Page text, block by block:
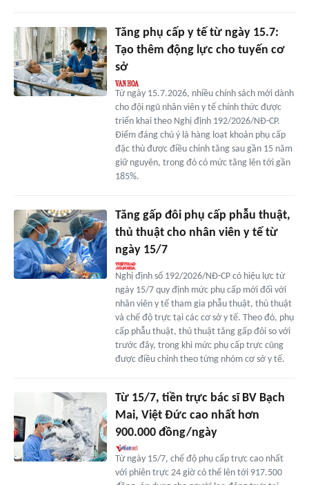
Tăng phụ cấp y tế từ ngày 15.7:
Tạo thêm động lực cho tuyến cơ
sở
Từ ngày 15.7.2026, nhiều chính sách mới dành
cho đội ngũ nhân viên y tế chính thức được
triển khai theo Nghị định 192/2026/NĐ-CP.
Điểm đáng chú ý là hàng loạt khoản phụ cấp
đặc thù được điều chỉnh tăng sau gần 15 năm
giữ nguyên, trong đó có mức tăng lên tới gần
185%.
Tăng gấp đôi phụ cấp phẫu thuật,
thủ thuật cho nhân viên y tế từ
ngày 15/7
Nghị định số 192/2026/NĐ-CP có hiệu lực từ
ngày 15/7 quy định mức phụ cấp mới đối với
nhân viên y tế tham gia phẫu thuật, thủ thuật
và chế độ trực tại các cơ sở y tế. Theo đó, phụ
cấp phẫu thuật, thủ thuật tăng gấp đôi so với
trước đây, trong khi mức phụ cấp trực cũng
được điều chỉnh theo từng nhóm cơ sở y tế.
Từ 15/7, tiền trực bác sĩ BV Bạch
Mai, Việt Đức cao nhất hơn
900.000 đồng/ngày
Từ ngày 15/7, chế độ phụ cấp trực cao nhất
với phiên trực 24 giờ có thể lên tới 917.500